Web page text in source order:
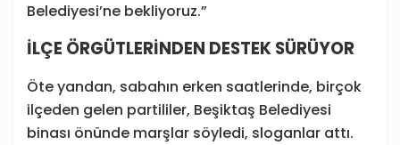
Belediyesi’ne bekliyoruz.”
İLÇE ÖRGÜTLERİNDEN DESTEK SÜRÜYOR
Öte yandan, sabahın erken saatlerinde, birçok
ilçeden gelen partililer, Beşiktaş Belediyesi
binası önünde marşlar söyledi, sloganlar attı.